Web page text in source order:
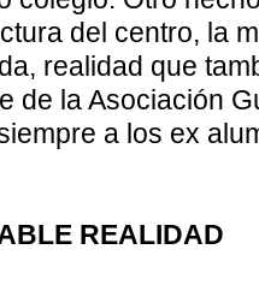
del centro, la
realidad que
de la Asociación
a los ex
REALIDAD